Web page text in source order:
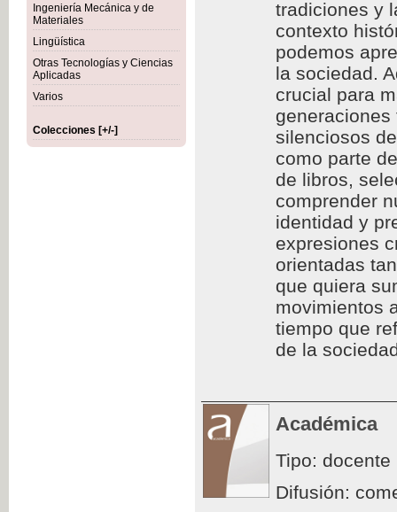
Ingeniería Mecánica y de
Materiales
Lingüística
Otras Tecnologías y Ciencias
Aplicadas
Varios
Colecciones [+/-]
tradiciones y
contexto
podemos
la sociedad.
crucial para
silenciosos
como parte
de libros,
comprender
identidad y
expresiones
orientadas
que quiera
movimientos
tiempo que
de la
Académica
Tipo: docente
Difusión: